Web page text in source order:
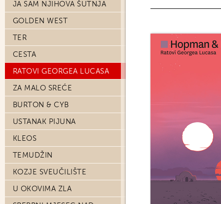
JA SAM NJIHOVA ŠUTNJA
GOLDEN WEST
TER
CESTA
RATOVI GEORGEA LUCASA
ZA MALO SREĆE
BURTON & CYB
USTANAK PIJUNA
KLEOS
TEMUDŽIN
KOZJE SVEUČILIŠTE
U OKOVIMA ZLA